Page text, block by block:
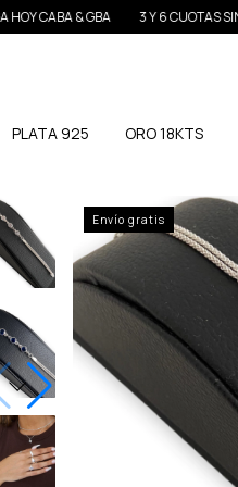
GBA 3 Y 6 CUOTAS SIN INTERÉS
PLATA 925 ORO 18KTS
Envío gratis